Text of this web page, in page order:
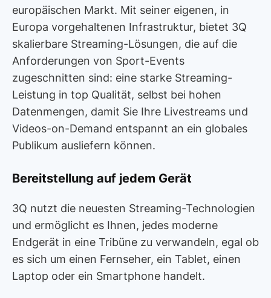
europäischen Markt. Mit seiner eigenen, in
Europa vorgehaltenen Infrastruktur, bietet 3Q
skalierbare Streaming-Lösungen, die auf die
Anforderungen von Sport-Events
zugeschnitten sind: eine starke Streaming-
Leistung in top Qualität, selbst bei hohen
Datenmengen, damit Sie Ihre Livestreams und
Videos-on-Demand entspannt an ein globales
Publikum ausliefern können.
Bereitstellung auf jedem Gerät
3Q nutzt die neuesten Streaming-Technologien
und ermöglicht es Ihnen, jedes moderne
Endgerät in eine Tribüne zu verwandeln, egal ob
es sich um einen Fernseher, ein Tablet, einen
Laptop oder ein Smartphone handelt.